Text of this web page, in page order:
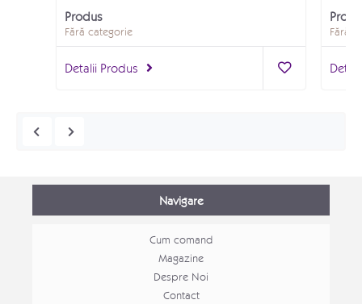
Produs
Fără categorie
Detalii Produs
Fără
Navigare
Cum comand
Magazine
Despre Noi
Contact